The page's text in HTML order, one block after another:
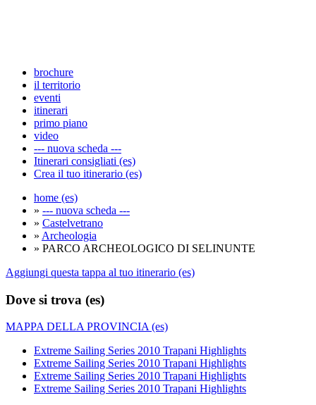
brochure
il territorio
eventi
itinerari
primo piano
video
--- nuova scheda ---
Itinerari consigliati (es)
Crea il tuo itinerario (es)
home (es)
» --- nuova scheda ---
» Castelvetrano
» Archeologia
» PARCO ARCHEOLOGICO DI SELINUNTE
Aggiungi questa tappa al tuo itinerario (es)
Dove si trova (es)
MAPPA DELLA PROVINCIA (es)
Extreme Sailing Series 2010 Trapani Highlights
Extreme Sailing Series 2010 Trapani Highlights
Extreme Sailing Series 2010 Trapani Highlights
Extreme Sailing Series 2010 Trapani Highlights